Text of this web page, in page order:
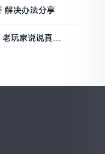
解决办法分享
玩家说说真实